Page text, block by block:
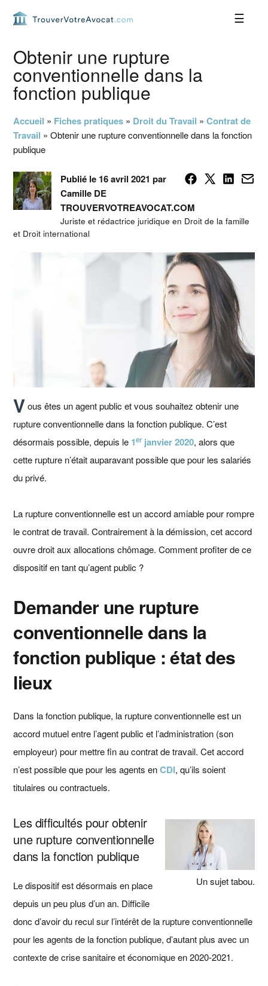
navigation
principale
principal
barre
latérale
principale
pageObtenir une rupture
conventionnelle dans la
fonction publique
Accueil » Fiches pratiques » Droit du Travail »Contrat de
Travail »Obtenir une rupture conventionnelle dans la fonction
publique
Publié le 16 avril 2021 par
Camille DE
TROUVERVOTREAVOCAT.COM
Juriste et rédactrice juridique en Droit de la famille
et Droit international
Vous êtes un agent public et vous souhaitez obtenir une
rupture conventionnelle dans la fonction publique. C’est
désormais possible, depuis le 1er janvier 2020, alors que
cette rupture n’était auparavant possible que pour les salariés
du privé.
La rupture conventionnelle est un accord amiable pour rompre
le contrat de travail. Contrairement à la démission, cet accord
ouvre droit aux allocations chômage. Comment profiter de ce
dispositif en tant qu’agent public ?
Demander une rupture
conventionnelle dans la
fonction publique : état des
lieux
Dans la fonction publique, la rupture conventionnelle est un
accord mutuel entre l’agent public et l’administration (son
employeur) pour mettre fin au contrat de travail. Cet accord
n’est possible que pour les agents enCDI, qu’ils soient
titulaires ou contractuels.
Un sujet tabou.
Les difficultés pour obtenir
une rupture conventionnelle
dans la fonction publique
Le dispositif est désormais en place
depuis un peu plus d’un an. Difficile
donc d’avoir du recul sur l’intérêt de la rupture conventionnelle
pour les agents de la fonction publique, d’autant plus avec un
contexte de crise sanitaire et économique en 2020-2021.